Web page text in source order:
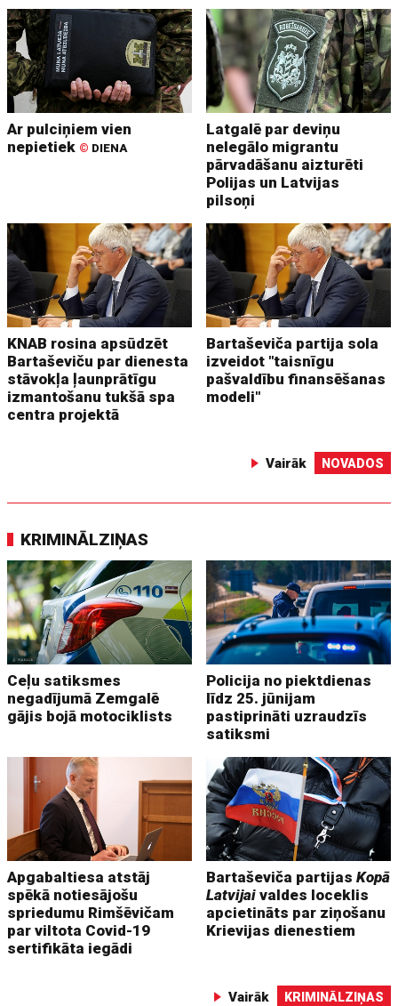
Ar pulciņiem vien
nepietiek © DIENA
Latgalē par deviņu
nelegālo migrantu
pārvadāšanu aizturēti
Polijas un Latvijas
pilsoņi
KNAB rosina apsūdzēt
Bartaševiču par dienesta
stāvokļa ļaunprātīgu
izmantošanu tukšā spa
centra projektā
Bartaševiča partija sola
izveidot "taisnīgu
pašvaldību finansēšanas
modeli"
Vairāk NOVADOS
KRIMINĀLZIŅAS
Ceļu satiksmes
negadījumā Zemgalē
gājis bojā motociklists
Policija no piektdienas
līdz 25. jūnijam
pastiprināti uzraudzīs
satiksmi
Apgabaltiesa atstāj
spēkā notiesājošu
spriedumu Rimšēvičam
par viltota Covid-19
sertifikāta iegādi
Bartaševiča partijasKopā
Latvijai valdes loceklis
apcietināts par ziņošanu
Krievijas dienestiem
Vairāk KRIMINĀLZIŅAS